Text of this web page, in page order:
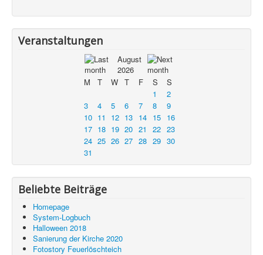
Veranstaltungen
August
2026
M
T W T F S
S
1
2
3
4 5 6 7 8
9
10 11 12 13 14 15
16
17 18 19 20 21 22 23
24 25 26 27 28 29 30
31
Beliebte Beiträge
Homepage
System-Logbuch
Halloween 2018
Sanierung der Kirche 2020
Fotostory Feuerlöschteich